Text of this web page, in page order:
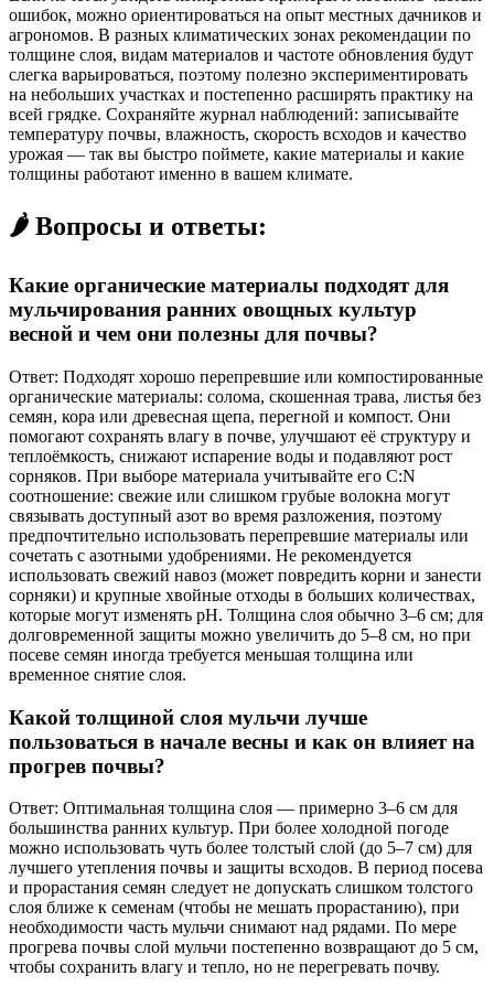
ошибок, можно ориентироваться на опыт местных дачников и
агрономов. В разных климатических зонах рекомендации по
толщине слоя, видам материалов и частоте обновления будут
слегка варьироваться, поэтому полезно экспериментировать
на небольших участках и постепенно расширять практику на
всей грядке. Сохраняйте журнал наблюдений: записывайте
температуру почвы, влажность, скорость всходов и качество
урожая — так вы быстро поймете, какие материалы и какие
толщины работают именно в вашем климате.
🌶️ Вопросы и ответы:
Какие органические материалы подходят для
мульчирования ранних овощных культур
весной и чем они полезны для почвы?
Ответ: Подходят хорошо перепревшие или компостированные
органические материалы: солома, скошенная трава, листья без
семян, кора или древесная щепа, перегной и компост. Они
помогают сохранять влагу в почве, улучшают её структуру и
теплоёмкость, снижают испарение воды и подавляют рост
сорняков. При выборе материала учитывайте его C:N
соотношение: свежие или слишком грубые волокна могут
связывать доступный азот во время разложения, поэтому
предпочтительно использовать перепревшие материалы или
сочетать с азотными удобрениями. Не рекомендуется
использовать свежий навоз (может повредить корни и занести
сорняки) и крупные хвойные отходы в больших количествах,
которые могут изменять pH. Толщина слоя обычно 3–6 см; для
долговременной защиты можно увеличить до 5–8 см, но при
посеве семян иногда требуется меньшая толщина или
временное снятие слоя.
Какой толщиной слоя мульчи лучше
пользоваться в начале весны и как он влияет на
прогрев почвы?
Ответ: Оптимальная толщина слоя — примерно 3–6 см для
большинства ранних культур. При более холодной погоде
можно использовать чуть более толстый слой (до 5–7 см) для
лучшего утепления почвы и защиты всходов. В период посева
и прорастания семян следует не допускать слишком толстого
слоя ближе к семенам (чтобы не мешать прорастанию), при
необходимости часть мульчи снимают над рядами. По мере
прогрева почвы слой мульчи постепенно возвращают до 5 см,
чтобы сохранить влагу и тепло, но не перегревать почву.